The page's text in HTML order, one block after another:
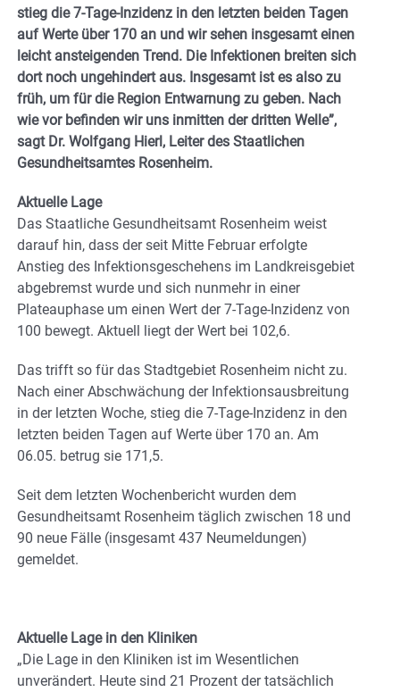
stieg die 7-Tage-Inzidenz in den letzten beiden Tagen
auf Werte über 170 an und wir sehen insgesamt einen
leicht ansteigenden Trend. Die Infektionen breiten sich
dort noch ungehindert aus. Insgesamt ist es also zu
früh, um für die Region Entwarnung zu geben. Nach
wie vor befinden wir uns inmitten der dritten Welle”,
sagt Dr. Wolfgang Hierl, Leiter des Staatlichen
Gesundheitsamtes Rosenheim.
Aktuelle Lage
Das Staatliche Gesundheitsamt Rosenheim weist
darauf hin, dass der seit Mitte Februar erfolgte
Anstieg des Infektionsgeschehens im Landkreisgebiet
abgebremst wurde und sich nunmehr in einer
Plateauphase um einen Wert der 7-Tage-Inzidenz von
100 bewegt. Aktuell liegt der Wert bei 102,6.
Das trifft so für das Stadtgebiet Rosenheim nicht zu.
Nach einer Abschwächung der Infektionsausbreitung
in der letzten Woche, stieg die 7-Tage-Inzidenz in den
letzten beiden Tagen auf Werte über 170 an. Am
06.05. betrug sie 171,5.
Seit dem letzten Wochenbericht wurden dem
Gesundheitsamt Rosenheim täglich zwischen 18 und
90 neue Fälle (insgesamt 437 Neumeldungen)
gemeldet.
Aktuelle Lage in den Kliniken
„Die Lage in den Kliniken ist im Wesentlichen
unverändert. Heute sind 21 Prozent der tatsächlich